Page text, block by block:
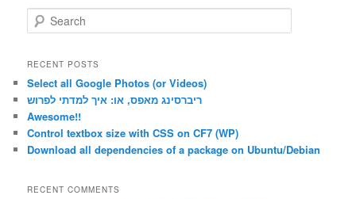
e
r
h
RECENT POSTS
Select all Google Photos (or Videos)
ריברסינג מאפס, או: איך למדתי לפרוש
Awesome!!
Control textbox size with CSS on CF7 (WP)
Download all dependencies of a package on Ubuntu/Debian
RECENT COMMENTS